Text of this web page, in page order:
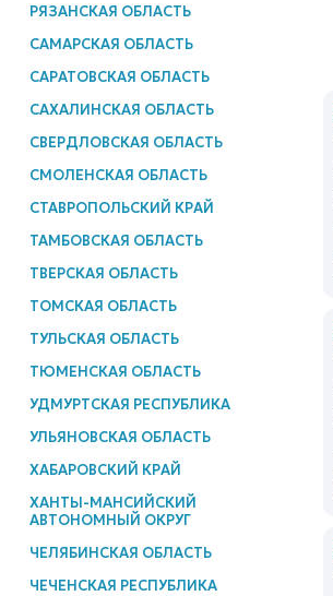
РЯЗАНСКАЯ ОБЛАСТЬ
САМАРСКАЯ ОБЛАСТЬ
САРАТОВСКАЯ ОБЛАСТЬ
САХАЛИНСКАЯ ОБЛАСТЬ
СВЕРДЛОВСКАЯ ОБЛАСТЬ
СМОЛЕНСКАЯ ОБЛАСТЬ
СТАВРОПОЛЬСКИЙ КРАЙ
ТАМБОВСКАЯ ОБЛАСТЬ
ТВЕРСКАЯ ОБЛАСТЬ
ТОМСКАЯ ОБЛАСТЬ
ТУЛЬСКАЯ ОБЛАСТЬ
ТЮМЕНСКАЯ ОБЛАСТЬ
УДМУРТСКАЯ РЕСПУБЛИКА
УЛЬЯНОВСКАЯ ОБЛАСТЬ
ХАБАРОВСКИЙ КРАЙ
ХАНТЫ-МАНСИЙСКИЙ
АВТОНОМНЫЙ ОКРУГ
ЧЕЛЯБИНСКАЯ ОБЛАСТЬ
ЧЕЧЕНСКАЯ РЕСПУБЛИКА